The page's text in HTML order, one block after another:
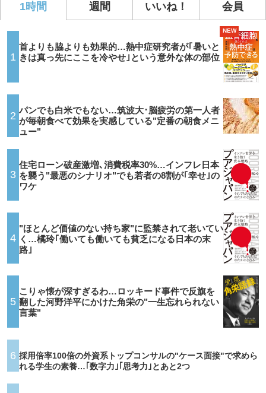
1時間 週間 いいね！ 会員
1
首よりも脇よりも効果的…熱中症研究者が｢暑いと
きは真っ先にここを冷やせ｣という意外な体の部位
NEW
2 パンでも白米でもない…筑波大･脳疲労の第一人者
が毎朝食べて効果を実感している"定番の朝食メニ
ュー"
3
住宅ローン破産激増､消費税率30%…インフレ日本
を襲う"最悪のシナリオ"でも若者の8割が｢幸せ｣の
ワケ
4
"ほとんど価値のない持ち家"に監禁されて老いてい
く…橘玲｢働いても働いても貧乏になる日本の末
路｣
5
こりゃ懐が深すぎるわ…ロッキード事件で反旗を
翻した河野洋平にかけた角栄の"一生忘れられない
言葉"
6 採用倍率100倍の外資系トップコンサルの"ケース面接"で求めら
れる学生の素養…｢数字力｣｢思考力｣とあと2つ